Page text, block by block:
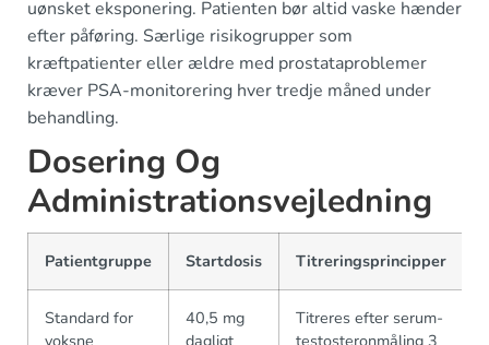
uønsket eksponering. Patienten bør altid vaske hænder
efter påføring. Særlige risikogrupper som
kræftpatienter eller ældre med prostataproblemer
kræver PSA-monitorering hver tredje måned under
behandling.
Dosering Og
Administrationsvejledning
Patientgruppe Startdosis Titreringsprincipper
Standard for
voksne
40,5 mg
dagligt
Titreres efter serum-
testosteronmåling 3